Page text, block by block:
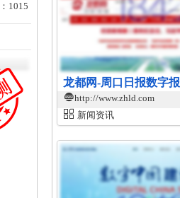
1015
龙都网-周口日报数字报
http://www.zhld.com
新闻资讯